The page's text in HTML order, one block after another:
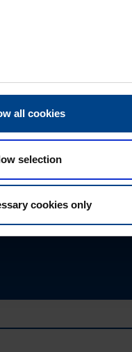
all cookies
selection
cookies only
et tellitud sisu